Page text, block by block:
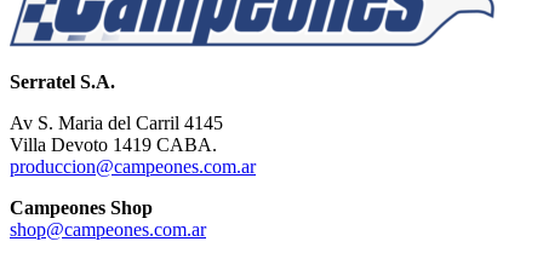
Serratel S.A.
Av S. Maria del Carril 4145
Villa Devoto 1419 CABA.
produccion@campeones.com.ar
Campeones Shop
shop@campeones.com.ar